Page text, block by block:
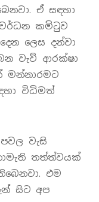
ඒ සඳහා
කමිටුව
ලෙස දන්වා
වැව් ආරක්ෂා
මන්නාරමට
විධිමත්
වැසි
තත්ත්වයක්
එම
සිට අප